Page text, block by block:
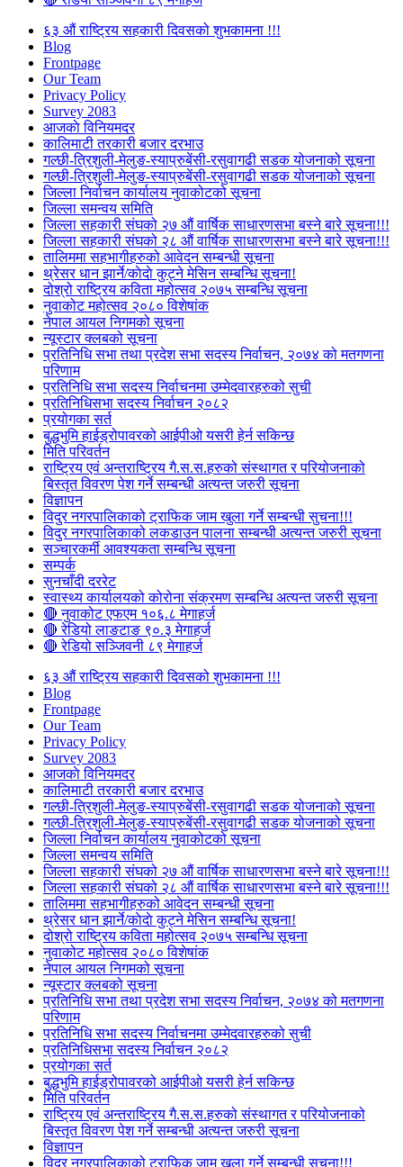
६३ औं राष्ट्रिय सहकारी दिवसको शुभकामना !!!
Blog
Frontpage
Our Team
Privacy Policy
Survey 2083
आजकाे विनियमदर
कालिमाटी तरकारी बजार दरभाउ
गल्छी-त्रिशुली-मेलुङ-स्याप्रुबेंसी-रसुवागढी सडक योजनाको सूचना
गल्छी-त्रिशुली-मेलुङ-स्याप्रुबेंसी-रसुवागढी सडक योजनाको सूचना
जिल्ला निर्वाचन कार्यालय नुवाकोटको सूचना
जिल्ला समन्वय समिति
जिल्ला सहकारी संघको २७ औं वार्षिक साधारणसभा बस्ने बारे सूचना!!!
जिल्ला सहकारी संघको २८ औं वार्षिक साधारणसभा बस्ने बारे सूचना!!!
तालिममा सहभागीहरुको आवेदन सम्बन्धी सूचना
थ्रेसर धान झार्ने/काेदाे कुट्ने मेसिन सम्बन्धि सूचना!
दोश्रो राष्ट्रिय कविता महोत्सव २०७५ सम्बन्धि सूचना
नुवाकोट महोत्सव २०८० विशेषांक
नेपाल आयल निगमको सूचना
न्यूस्टार क्लबको सूचना
प्रतिनिधि सभा तथा प्रदेश सभा सदस्य निर्वाचन, २०७४ को मतगणना
परिणाम
प्रतिनिधि सभा सदस्य निर्वाचनमा उम्मेदवारहरुको सुची
प्रतिनिधिसभा सदस्य निर्वाचन २०८२
प्रयोगका सर्त
बुद्धभुमि हाईड्रोपावरको आईपीओ यसरी हेर्न सकिन्छ
मिति परिवर्तन
राष्ट्रिय एवं अन्तराष्ट्रिय गै.स.स.हरुको संस्थागत र परियोजनाको
बिस्तृत विवरण पेश गर्ने सम्बन्धी अत्यन्त जरुरी सूचना
विज्ञापन
विदुर नगरपालिकाको ट्राफिक जाम खुला गर्ने सम्बन्धी सुचना!!!
विदुर नगरपालिकाको लकडाउन पालना सम्बन्धी अत्यन्त जरुरी सूचना
सञ्चारकर्मी आवश्यकता सम्बन्धि सूचना
सम्पर्क
सुनचाँदी दररेट
स्वास्थ्य कार्यालयको कोरोना संक्रमण सम्बन्धि अत्यन्त जरुरी सूचना
🔴 नुवाकोट एफएम १०६.८ मेगाहर्ज
🔴 रेडियो लाङटाङ ९०.३ मेगाहर्ज
🔴 रेडियो सञ्जिवनी ८९ मेगाहर्ज
६३ औं राष्ट्रिय सहकारी दिवसको शुभकामना !!!
Blog
Frontpage
Our Team
Privacy Policy
Survey 2083
आजकाे विनियमदर
कालिमाटी तरकारी बजार दरभाउ
गल्छी-त्रिशुली-मेलुङ-स्याप्रुबेंसी-रसुवागढी सडक योजनाको सूचना
गल्छी-त्रिशुली-मेलुङ-स्याप्रुबेंसी-रसुवागढी सडक योजनाको सूचना
जिल्ला निर्वाचन कार्यालय नुवाकोटको सूचना
जिल्ला समन्वय समिति
जिल्ला सहकारी संघको २७ औं वार्षिक साधारणसभा बस्ने बारे सूचना!!!
जिल्ला सहकारी संघको २८ औं वार्षिक साधारणसभा बस्ने बारे सूचना!!!
तालिममा सहभागीहरुको आवेदन सम्बन्धी सूचना
थ्रेसर धान झार्ने/काेदाे कुट्ने मेसिन सम्बन्धि सूचना!
दोश्रो राष्ट्रिय कविता महोत्सव २०७५ सम्बन्धि सूचना
नुवाकोट महोत्सव २०८० विशेषांक
नेपाल आयल निगमको सूचना
न्यूस्टार क्लबको सूचना
प्रतिनिधि सभा तथा प्रदेश सभा सदस्य निर्वाचन, २०७४ को मतगणना
परिणाम
प्रतिनिधि सभा सदस्य निर्वाचनमा उम्मेदवारहरुको सुची
प्रतिनिधिसभा सदस्य निर्वाचन २०८२
प्रयोगका सर्त
बुद्धभुमि हाईड्रोपावरको आईपीओ यसरी हेर्न सकिन्छ
मिति परिवर्तन
राष्ट्रिय एवं अन्तराष्ट्रिय गै.स.स.हरुको संस्थागत र परियोजनाको
बिस्तृत विवरण पेश गर्ने सम्बन्धी अत्यन्त जरुरी सूचना
विज्ञापन
विदुर नगरपालिकाको ट्राफिक जाम खुला गर्ने सम्बन्धी सुचना!!!